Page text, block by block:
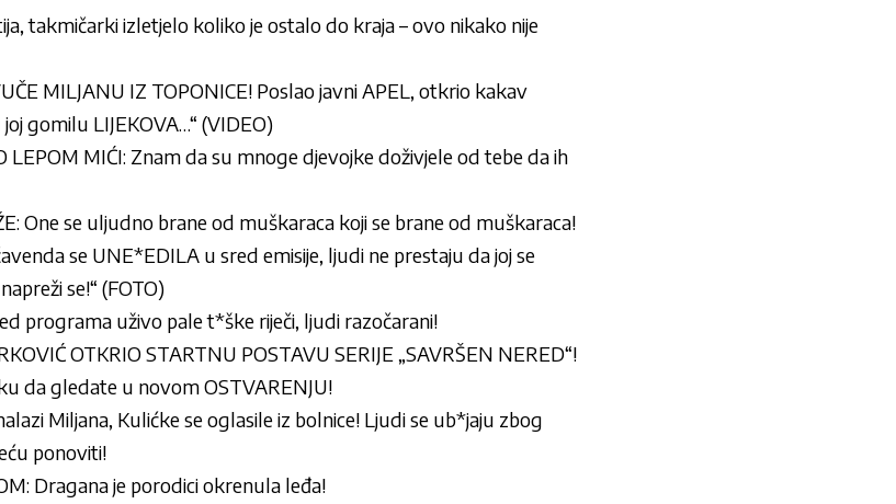
takmičarki izletjelo koliko je ostalo do kraja – ovo nikako nije
MILJANU IZ TOPONICE! Poslao javni APEL, otkrio kakav
gomilu LIJEKOVA…“ (VIDEO)
LEPOM MIĆI: Znam da su mnoge djevojke doživjele od tebe da ih
One se uljudno brane od muškaraca koji se brane od muškaraca!
se UNE*EDILA u sred emisije, ljudi ne prestaju da joj se
se!“ (FOTO)
programa uživo pale t*ške riječi, ljudi razočarani!
OTKRIO STARTNU POSTAVU SERIJE „SAVRŠEN NERED“!
da gledate u novom OSTVARENJU!
Miljana, Kulićke se oglasile iz bolnice! Ljudi se ub*jaju zbog
ponoviti!
Dragana je porodici okrenula leđa!